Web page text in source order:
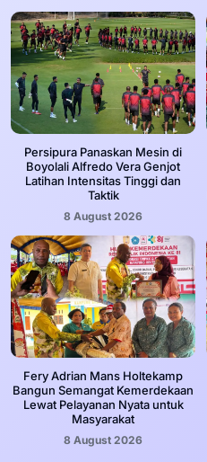
Persipura Panaskan Mesin di
Boyolali Alfredo Vera Genjot
Latihan Intensitas Tinggi dan
Taktik
8 August 2026
Fery Adrian Mans Holtekamp
Bangun Semangat Kemerdekaan
Lewat Pelayanan Nyata untuk
Masyarakat
8 August 2026